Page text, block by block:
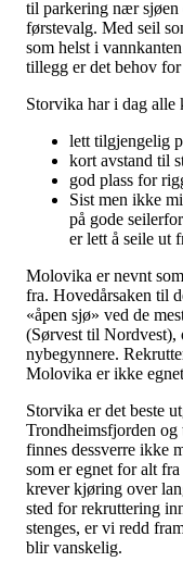
til parkering nær sjøen
førstevalg. Med seil
som helst i
tillegg er det behov
Storvika har i dag alle
lett tilgjengelig
kort avstand til
god plass for
Sist men ikke
på gode
er lett å seile ut
Molovika er nevnt
fra. Hovedårsaken til
«åpen sjø» ved de
(Sørvest til Nordvest),
nybegynnere.
Molovika er ikke
Storvika er det beste
Trondheimsfjorden
finnes dessverre ikke
som er egnet for alt
krever kjøring over
sted for rekruttering
stenges, er vi redd
blir vanskelig.